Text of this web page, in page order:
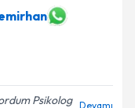
Psikolog Devamı